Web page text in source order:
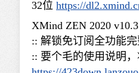
32位 https://
XMind ZEN 2020
:: 解锁免订阅全功能
:: 要个毛的使用说明，